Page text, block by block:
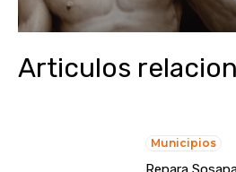
Articulos
Municipios